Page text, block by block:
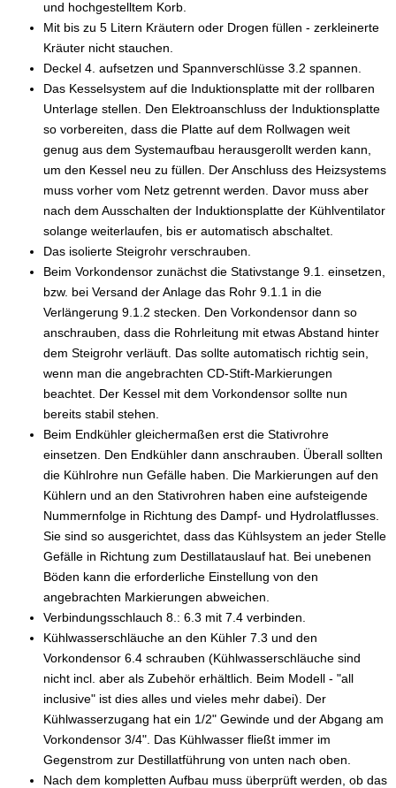
und hochgestelltem Korb.
Mit bis zu 5 Litern Kräutern oder Drogen füllen - zerkleinerte
Kräuter nicht stauchen.
Deckel 4. aufsetzen und Spannverschlüsse 3.2 spannen.
Das Kesselsystem auf die Induktionsplatte mit der rollbaren
Unterlage stellen. Den Elektroanschluss der Induktionsplatte
so vorbereiten, dass die Platte auf dem Rollwagen weit
genug aus dem Systemaufbau herausgerollt werden kann,
um den Kessel neu zu füllen. Der Anschluss des Heizsystems
muss vorher vom Netz getrennt werden. Davor muss aber
nach dem Ausschalten der Induktionsplatte der Kühlventilator
solange weiterlaufen, bis er automatisch abschaltet.
Das isolierte Steigrohr verschrauben.
Beim Vorkondensor zunächst die Stativstange 9.1. einsetzen,
bzw. bei Versand der Anlage das Rohr 9.1.1 in die
Verlängerung 9.1.2 stecken. Den Vorkondensor dann so
anschrauben, dass die Rohrleitung mit etwas Abstand hinter
dem Steigrohr verläuft. Das sollte automatisch richtig sein,
wenn man die angebrachten CD-Stift-Markierungen
beachtet. Der Kessel mit dem Vorkondensor sollte nun
bereits stabil stehen.
Beim Endkühler gleichermaßen erst die Stativrohre
einsetzen. Den Endkühler dann anschrauben. Überall sollten
die Kühlrohre nun Gefälle haben. Die Markierungen auf den
Kühlern und an den Stativrohren haben eine aufsteigende
Nummernfolge in Richtung des Dampf- und Hydrolatflusses.
Sie sind so ausgerichtet, dass das Kühlsystem an jeder Stelle
Gefälle in Richtung zum Destillatauslauf hat. Bei unebenen
Böden kann die erforderliche Einstellung von den
angebrachten Markierungen abweichen.
Verbindungsschlauch 8.: 6.3 mit 7.4 verbinden.
Kühlwasserschläuche an den Kühler 7.3 und den
Vorkondensor 6.4 schrauben (Kühlwasserschläuche sind
nicht incl. aber als Zubehör erhältlich. Beim Modell - "all
inclusive" ist dies alles und vieles mehr dabei). Der
Kühlwasserzugang hat ein 1/2" Gewinde und der Abgang am
Vorkondensor 3/4". Das Kühlwasser fließt immer im
Gegenstrom zur Destillatführung von unten nach oben.
Nach dem kompletten Aufbau muss überprüft werden, ob das